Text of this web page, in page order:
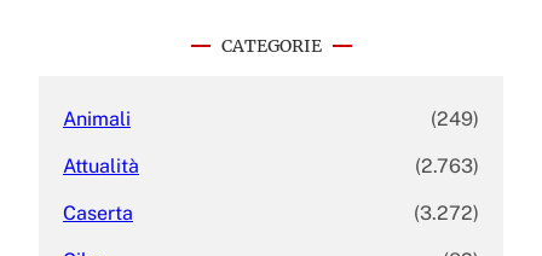
CATEGORIE
Animali (249)
Attualità (2.763)
Caserta (3.272)